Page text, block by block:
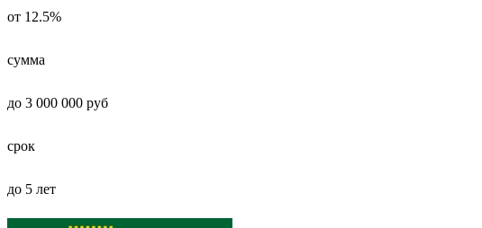
от 12.5%
сумма
до 3 000 000 руб
срок
до 5 лет